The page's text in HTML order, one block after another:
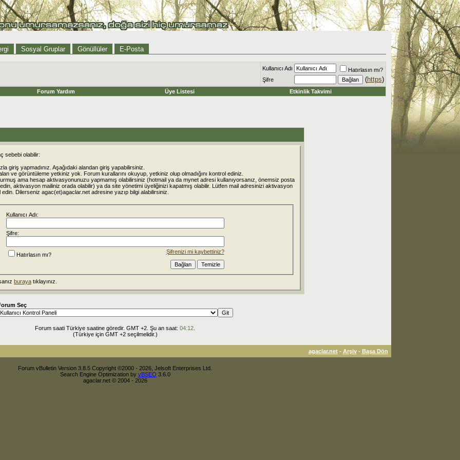
Sosyal Gruplar Gönüllüler E-Posta
Kullanıcı Adı
Hatırlasın mı?
Şifre
(https)
Forum Yardım Üye Listesi Etkinlik Takvimi
sebebi olabilir:
giriş yapmadınız. Aşağıdaki alandan giriş yapabilirsiniz.
ve görüntüleme yetkiniz yok. Forum kurallarını okuyup, yetkiniz olup olmadığını kontrol ediniz.
ama hesap aktivasyonunuzu yapmamış olabilirsiniz (hotmail ya da mynet adresi kullanıyorsanız, önemsiz posta
aktivasyon mailiniz orada olabilir) ya da site yönetimi üyeliğinizi kapatmış olabilir. Lütfen mail adresinizi aktivasyon
Dilerseniz agac(et)agaclar.net adresine yazıp bilgi alabilirsiniz.
Kullanıcı Adı:
Şifre:
Şifrenizi mi kaybettiniz?
Hatırlasın mı?
buraya tıklayınız.
Seç
Forum saati Türkiye saatine göredir. GMT +2. Şu an saat: 04:12
(Türkiye için GMT +2 seçilmelidir.)
agaclar.net- Arşiv- Başa Dön
Forum vBulletin Version 3.8.5 Copyright ©2000 - 2026, Jelsoft Enterprises Ltd.
Search Engine Optimization by vBSEO 3.6.0
agaclar.net © 2004 - 2026